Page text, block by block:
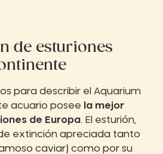
de esturiones
para describir el Aquarium
acuario posee
la mejor
de Europa. El esturión,
extinción apreciada tanto
caviar) como por su